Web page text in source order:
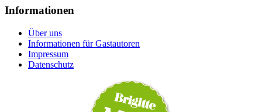
Informationen
Über uns
Informationen für Gastautoren
Impressum
Datenschutz